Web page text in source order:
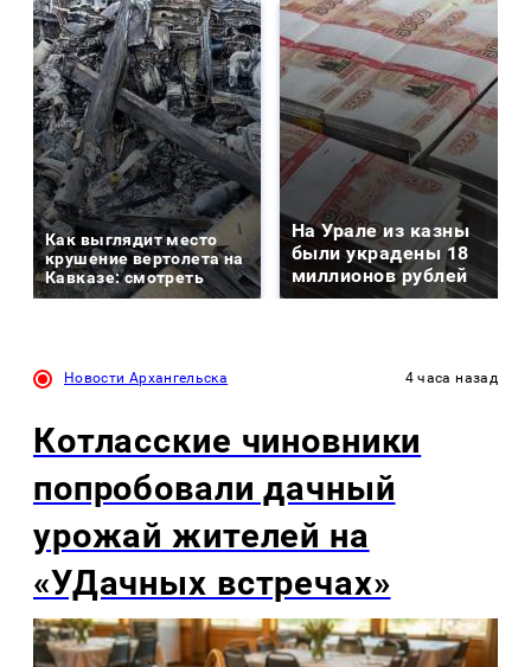
Как выглядит место
крушение вертолета на
Кавказе: смотреть
На Урале из казны
были украдены 18
миллионов рублей
Новости Архангельска 4 часа назад
Котласские чиновники
попробовали дачный
урожай жителей на
«УДачных встречах»